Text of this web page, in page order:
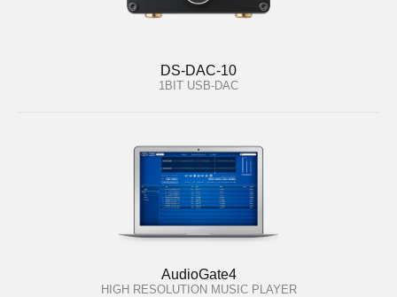
DS-DAC-10
1BIT USB-DAC
AudioGate4
HIGH RESOLUTION MUSIC PLAYER